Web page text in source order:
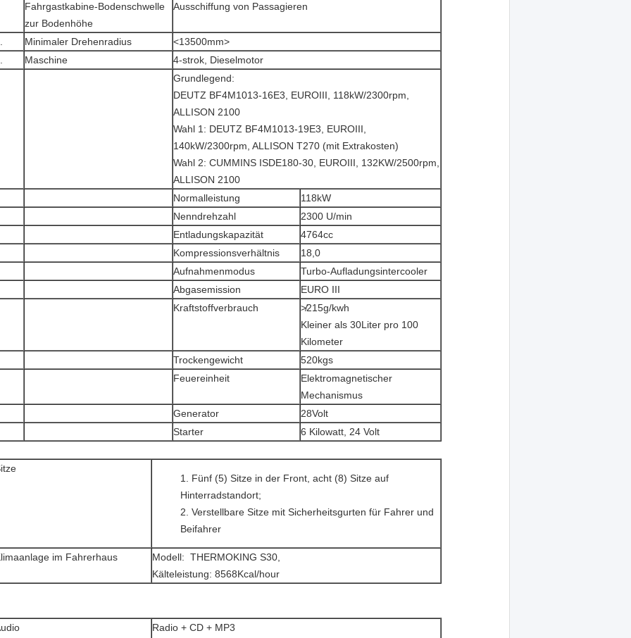
Fahrgastkabine-Bodenschwelle
zur Bodenhöhe
Ausschiffung von Passagieren
Minimaler Drehenradius
<13500mm>
Maschine
4-strok, Dieselmotor
Grundlegend:
DEUTZ BF4M1013-16E3, EUROIII, 118kW/2300rpm,
ALLISON 2100
Wahl 1: DEUTZ BF4M1013-19E3, EUROIII,
140kW/2300rpm, ALLISON T270 (mit Extrakosten)
Wahl 2: CUMMINS ISDE180-30, EUROIII, 132KW/2500rpm,
ALLISON 2100
Normalleistung
118kW
Nenndrehzahl
2300 U/min
Entladungskapazität
4764cc
Kompressionsverhältnis
18,0
Aufnahmenmodus
Turbo-Aufladungsintercooler
Abgasemission
EURO III
Kraftstoffverbrauch
≯215g/kwh
Kleiner als 30Liter pro 100
Kilometer
Trockengewicht
520kgs
Feuereinheit
Elektromagnetischer
Mechanismus
Generator
28Volt
Starter
6 Kilowatt, 24 Volt
Fünf (5) Sitze in der Front, acht (8) Sitze auf
Hinterradstandort;
Verstellbare Sitze mit Sicherheitsgurten für Fahrer und
Beifahrer
im Fahrerhaus
Modell: THERMOKING S30,
Kälteleistung: 8568Kcal/hour
Radio + CD + MP3